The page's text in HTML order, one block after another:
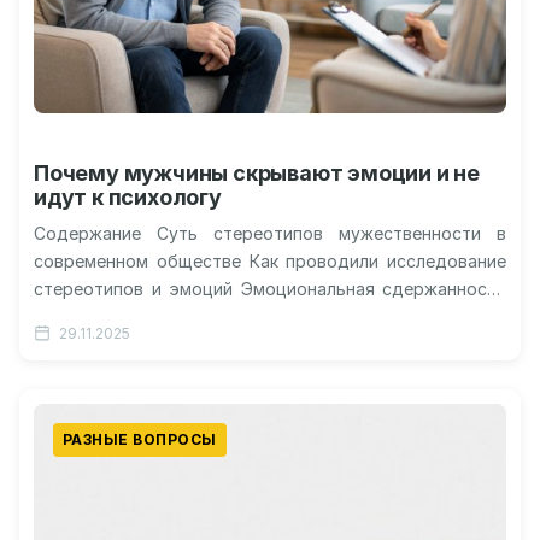
Почему мужчины скрывают эмоции и не
идут к психологу
Содержание Суть стереотипов мужественности в
современном обществе Как проводили исследование
стереотипов и эмоций Эмоциональная сдержанность
открытий и культурные особенности Практические…
29.11.2025
РАЗНЫЕ ВОПРОСЫ